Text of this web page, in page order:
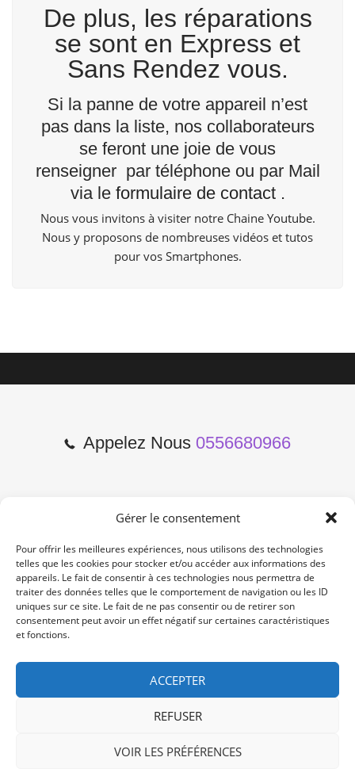
Gérer le consentement
Pour offrir les meilleures expériences, nous utilisons des technologies
telles que les cookies pour stocker et/ou accéder aux informations des
appareils. Le fait de consentir à ces technologies nous permettra de
traiter des données telles que le comportement de navigation ou les ID
uniques sur ce site. Le fait de ne pas consentir ou de retirer son
consentement peut avoir un effet négatif sur certaines caractéristiques
et fonctions.
ACCEPTER
REFUSER
VOIR LES PRÉFÉRENCES
De plus, les réparations
se sont en Express et
Sans Rendez vous.
Si la panne de votre appareil n’est
pas dans la liste, nos collaborateurs
se feront une joie de vous
renseigner par téléphone ou par Mail
via le formulaire de contact.
Nous vous invitons à visiter notre Chaine Youtube.
Nous y proposons de nombreuses vidéos et tutos
pour vos Smartphones.
Appelez Nous 0556680966
2 Cours de l'Yser 33800
Bordeaux
Lun-Samedi: 10:00 -19:00
Non Stop
/ /